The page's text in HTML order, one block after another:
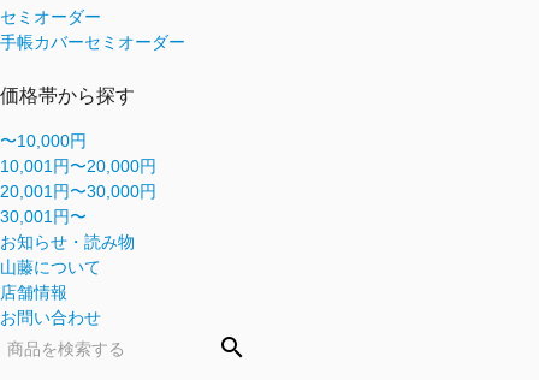
セミオーダー
手帳カバーセミオーダー
価格帯から探す
〜10,000円
10,001円〜20,000円
20,001円〜30,000円
30,001円〜
お知らせ・読み物
山藤について
店舗情報
お問い合わせ
search